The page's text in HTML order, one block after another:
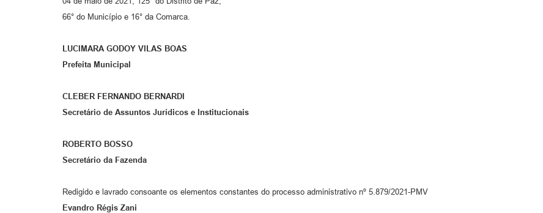
66° do Município e 16° da Comarca.
LUCIMARA GODOY VILAS BOAS
Prefeita Municipal
CLEBER FERNANDO BERNARDI
Secretário de Assuntos Jurídicos e Institucionais
ROBERTO BOSSO
Secretário da Fazenda
Redigido e lavrado consoante os elementos constantes do processo administrativo nº 5.879/2021-PMV
Evandro Régis Zani